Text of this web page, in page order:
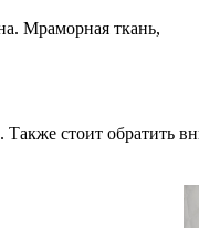
Мраморная ткань,
стоит обратить